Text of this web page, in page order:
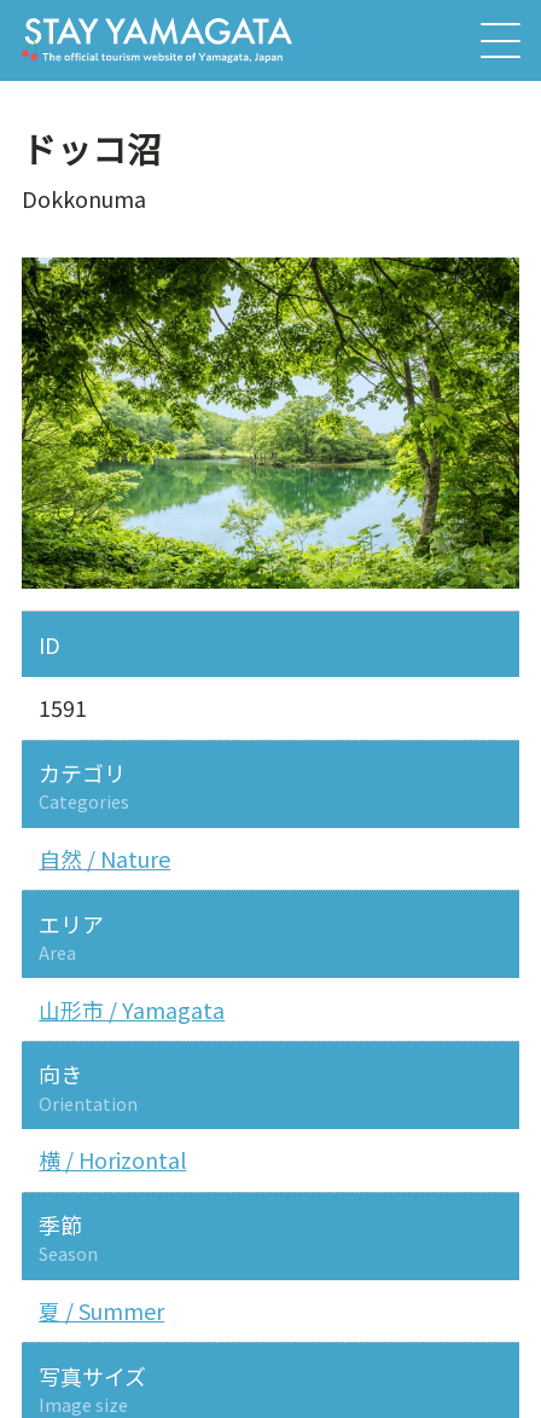
ドッコ沼
Dokkonuma
ID
1591
カテゴリ
Categories
自然 / Nature
エリア
Area
山形市 / Yamagata
向き
Orientation
横 / Horizontal
季節
Season
夏 / Summer
写真サイズ
Image size